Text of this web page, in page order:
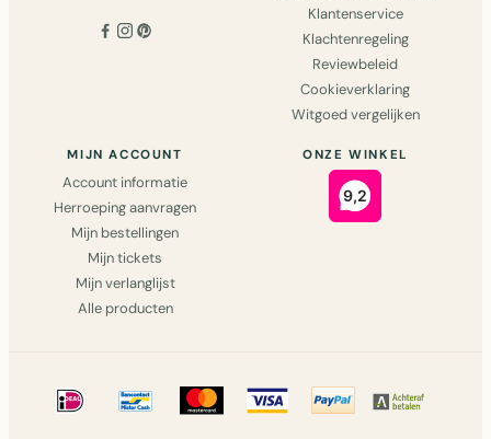
Klantenservice
Klachtenregeling
Reviewbeleid
Cookieverklaring
Witgoed vergelijken
MIJN ACCOUNT
Account informatie
Herroeping aanvragen
Mijn bestellingen
Mijn tickets
Mijn verlanglijst
Alle producten
ONZE WINKEL